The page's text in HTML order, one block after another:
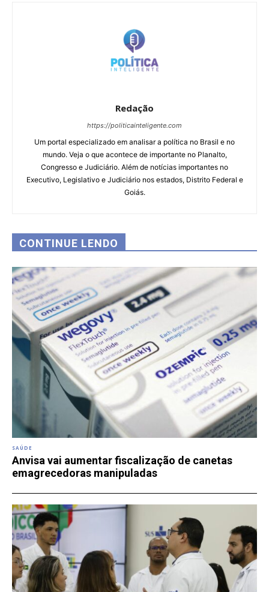
Redação
https://politicainteligente.com
Um portal especializado em analisar a política no Brasil e no
mundo. Veja o que acontece de importante no Planalto,
Congresso e Judiciário. Além de notícias importantes no
Executivo, Legislativo e Judiciário nos estados, Distrito Federal e
Goiás.
CONTINUE LENDO
SAÚDE
Anvisa vai aumentar fiscalização de canetas
emagrecedoras manipuladas